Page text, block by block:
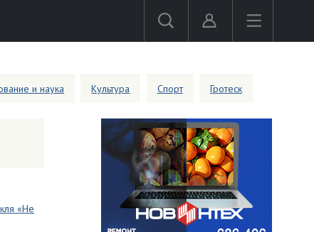
и наука Культура Спорт Гротеск
«Не